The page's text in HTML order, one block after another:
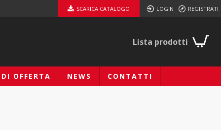
SCARICA CATALOGO LOGIN REGISTRATI
Lista prodotti
OFFERTA NEWS CONTATTI